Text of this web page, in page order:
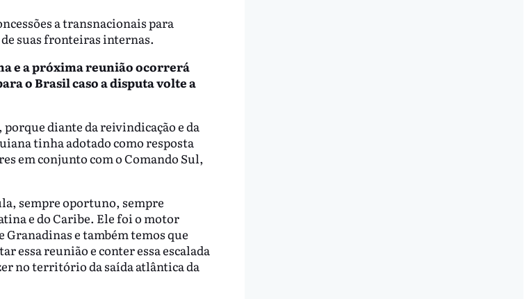
a transnacionais para
suas fronteiras internas.
e a próxima reunião ocorrerá
o Brasil caso a disputa volte a
diante da reivindicação e da
tinha adotado como resposta
em conjunto com o Comando Sul,
sempre oportuno, sempre
e do Caribe. Ele foi o motor
e também temos que
essa reunião e conter essa escalada
no território da saída atlântica da